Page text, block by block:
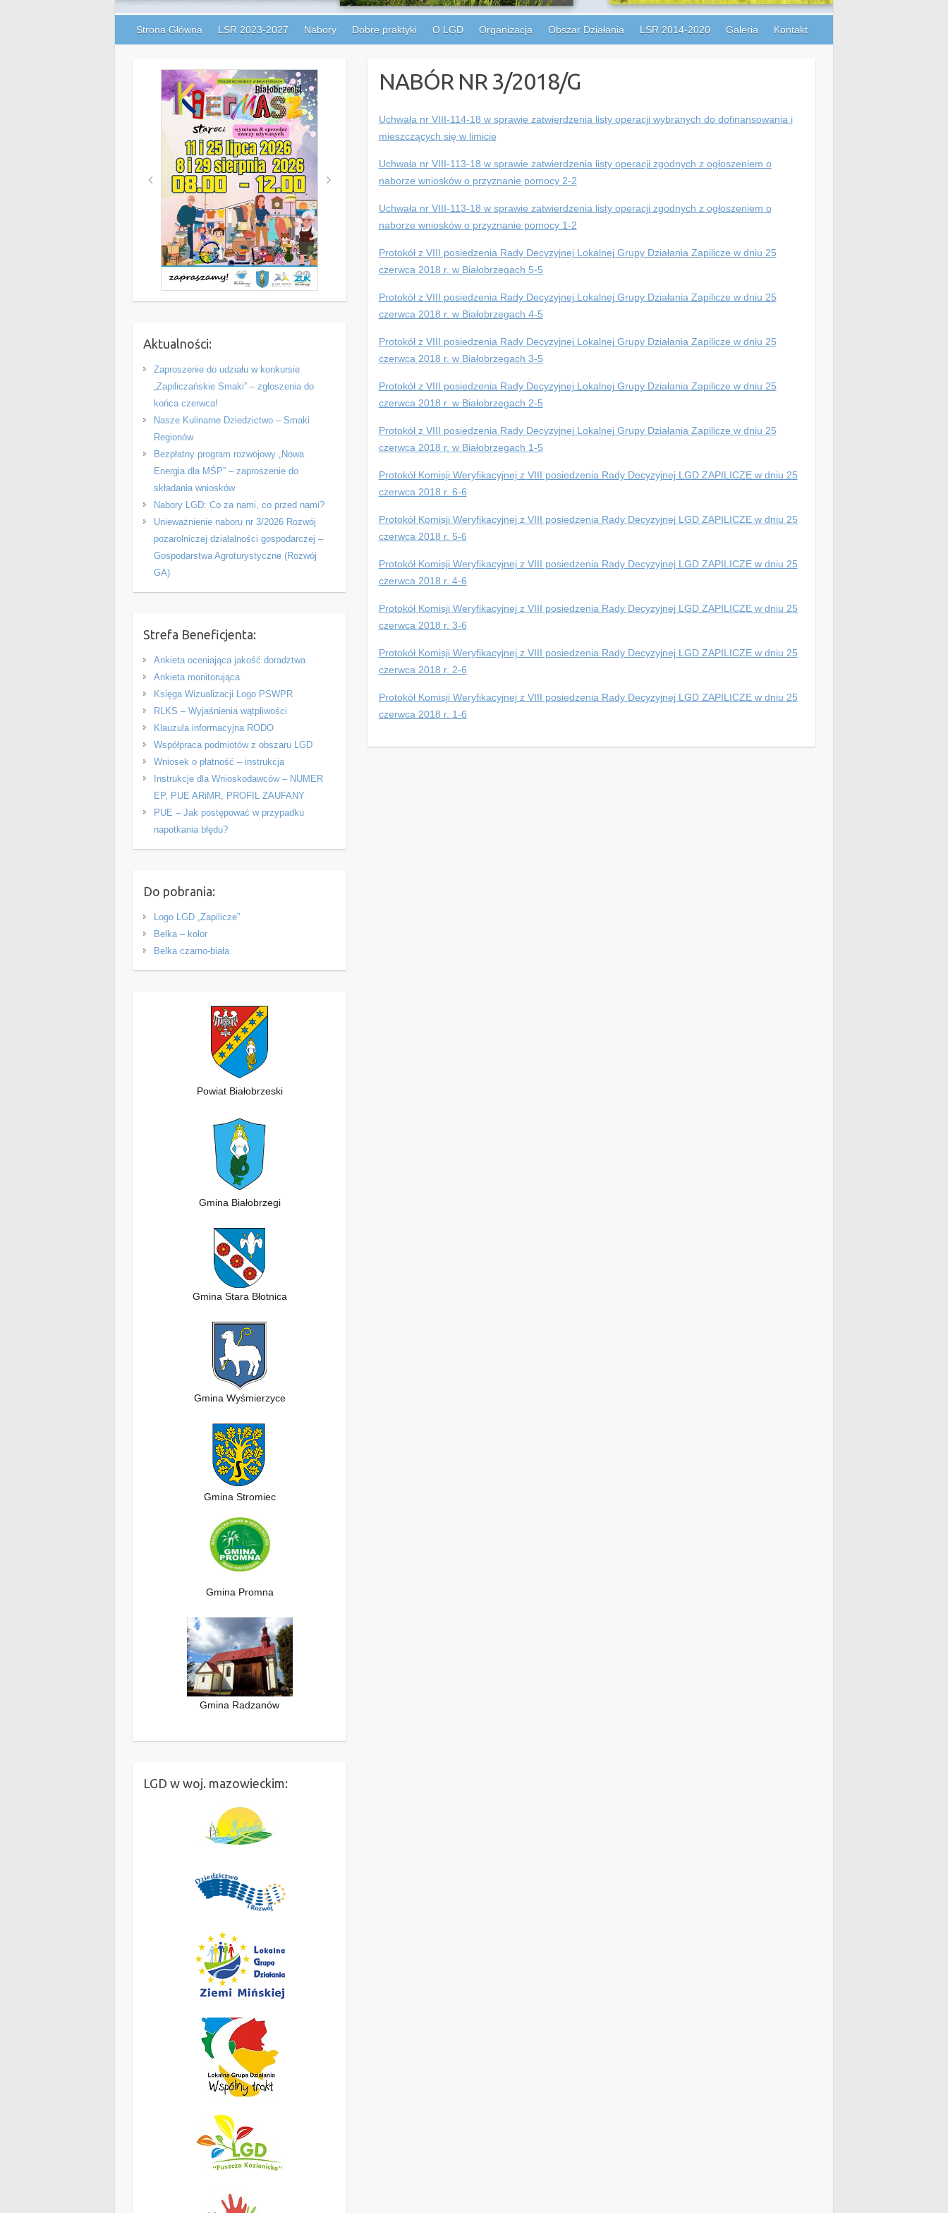
Strona Główna LSR 2023-2027 Nabory Dobre praktyki O LGD Organizacja Obszar Działania LSR 2014-2020 Galeria Kontakt
NABÓR NR 3/2018/G
Uchwała nr VIII-114-18 w sprawie zatwierdzenia listy operacji wybranych do dofinansowania i
mieszczących się w limicie
Uchwała nr VIII-113-18 w sprawie zatwierdzenia listy operacji zgodnych z ogłoszeniem o
naborze wniosków o przyznanie pomocy 2-2
Uchwała nr VIII-113-18 w sprawie zatwierdzenia listy operacji zgodnych z ogłoszeniem o
naborze wniosków o przyznanie pomocy 1-2
Protokół z VIII posiedzenia Rady Decyzyjnej Lokalnej Grupy Działania Zapilicze w dniu 25
czerwca 2018 r. w Białobrzegach 5-5
Protokół z VIII posiedzenia Rady Decyzyjnej Lokalnej Grupy Działania Zapilicze w dniu 25
czerwca 2018 r. w Białobrzegach 4-5
Protokół z VIII posiedzenia Rady Decyzyjnej Lokalnej Grupy Działania Zapilicze w dniu 25
czerwca 2018 r. w Białobrzegach 3-5
Protokół z VIII posiedzenia Rady Decyzyjnej Lokalnej Grupy Działania Zapilicze w dniu 25
czerwca 2018 r. w Białobrzegach 2-5
Protokół z VIII posiedzenia Rady Decyzyjnej Lokalnej Grupy Działania Zapilicze w dniu 25
czerwca 2018 r. w Białobrzegach 1-5
Protokół Komisji Weryfikacyjnej z VIII posiedzenia Rady Decyzyjnej LGD ZAPILICZE w dniu 25
czerwca 2018 r. 6-6
Protokół Komisji Weryfikacyjnej z VIII posiedzenia Rady Decyzyjnej LGD ZAPILICZE w dniu 25
czerwca 2018 r. 5-6
Protokół Komisji Weryfikacyjnej z VIII posiedzenia Rady Decyzyjnej LGD ZAPILICZE w dniu 25
czerwca 2018 r. 4-6
Protokół Komisji Weryfikacyjnej z VIII posiedzenia Rady Decyzyjnej LGD ZAPILICZE w dniu 25
czerwca 2018 r. 3-6
Protokół Komisji Weryfikacyjnej z VIII posiedzenia Rady Decyzyjnej LGD ZAPILICZE w dniu 25
czerwca 2018 r. 2-6
Protokół Komisji Weryfikacyjnej z VIII posiedzenia Rady Decyzyjnej LGD ZAPILICZE w dniu 25
czerwca 2018 r. 1-6
Aktualności:
Zaproszenie do udziału w konkursie
„Zapiliczańskie Smaki” – zgłoszenia do
końca czerwca!
Nasze Kulinarne Dziedzictwo – Smaki
Regionów
Bezpłatny program rozwojowy „Nowa
Energia dla MŚP” – zaproszenie do
składania wniosków
Nabory LGD: Co za nami, co przed nami?
Unieważnienie naboru nr 3/2026 Rozwój
pozarolniczej działalności gospodarczej –
Gospodarstwa Agroturystyczne (Rozwój
GA)
Strefa Beneficjenta:
Ankieta oceniająca jakość doradztwa
Ankieta monitorująca
Księga Wizualizacji Logo PSWPR
RLKS – Wyjaśnienia wątpliwości
Klauzula informacyjna RODO
Współpraca podmiotów z obszaru LGD
Wniosek o płatność – instrukcja
Instrukcje dla Wnioskodawców – NUMER
EP, PUE ARiMR, PROFIL ZAUFANY
PUE – Jak postępować w przypadku
napotkania błędu?
Do pobrania:
Logo LGD „Zapilicze”
Belka – kolor
Belka czarno-biała
Powiat Białobrzeski
Gmina Białobrzegi
Gmina Stara Błotnica
Gmina Wyśmierzyce
Gmina Stromiec
Gmina Promna
Gmina Radzanów
LGD w woj. mazowieckim: